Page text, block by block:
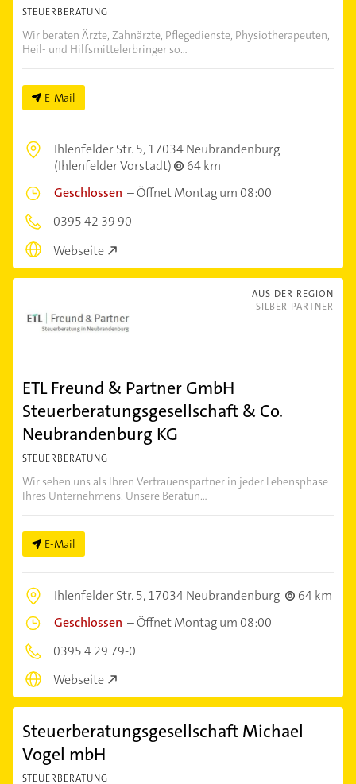
STEUERBERATUNG
Wir beraten Ärzte, Zahnärzte, Pflegedienste, Physiotherapeuten,
Heil- und Hilfsmittelerbringer so...
E-Mail
Ihlenfelder Str. 5,17034 Neubrandenburg
(Ihlenfelder Vorstadt)
64 km
Geschlossen –Öffnet Montag um 08:00
0395 42 39 90
Webseite
AUS DER REGION
SILBER PARTNER
ETL Freund & Partner GmbH
Steuerberatungsgesellschaft & Co.
Neubrandenburg KG
STEUERBERATUNG
Wir sehen uns als Ihren Vertrauenspartner in jeder Lebensphase
Ihres Unternehmens. Unsere Beratun...
E-Mail
Ihlenfelder Str. 5,17034 Neubrandenburg
64 km
Geschlossen –Öffnet Montag um 08:00
0395 4 29 79-0
Webseite
Steuerberatungsgesellschaft Michael
Vogel mbH
STEUERBERATUNG